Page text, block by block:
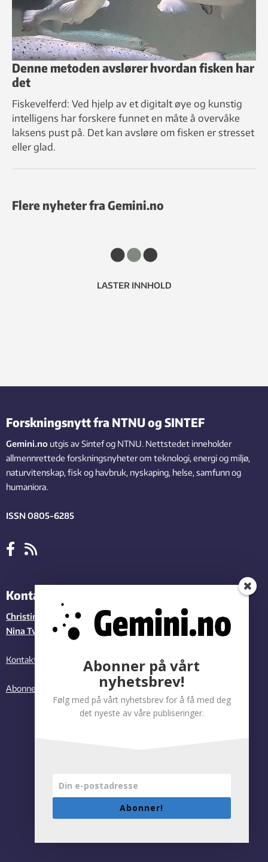
Denne metoden avslører hvordan fisken har
det
Fiskevelferd: Ved hjelp av et digitalt øye og kunstig
intelligens har forskere funnet en måte å overvåke
laksens pust på. Det kan avsløre om fisken er stresset
eller glad.
Flere nyheter fra Gemini.no
LASTER INNHOLD
Forskningsnytt fra NTNU og SINTEF
Gemini.no utgis av Sintef og NTNU. Nettstedet inneholder
allmennrettede forskningsnyheter om teknologi, energi og miljø,
naturvitenskap, fisk og havbruk, nyskaping, helse, samfunn og
humaniora.
ISSN 0805-6285
Kontakt redaksjonen
Christina Benjaminsen,SINTEF
Nina Tveter, NTNU
Kontakt oss
Abonner på vårt nyhetsbrev
Abonner på vårt
nyhetsbrev!
Følg med på vårt nyhetsbrev for å få med deg
det nyeste av våre publiseringer.
Abonner!